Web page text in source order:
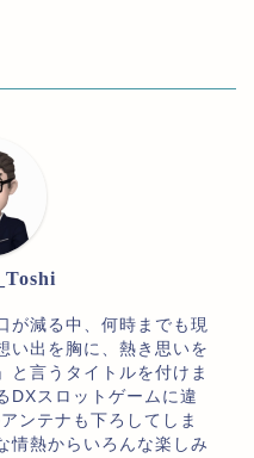
が減る中、何時までも現
い出を胸に、熱き思いを
と言うタイトルを付けま
DXスロットゲームに違
ンテナも下ろしてしま
情熱からいろんな楽しみ